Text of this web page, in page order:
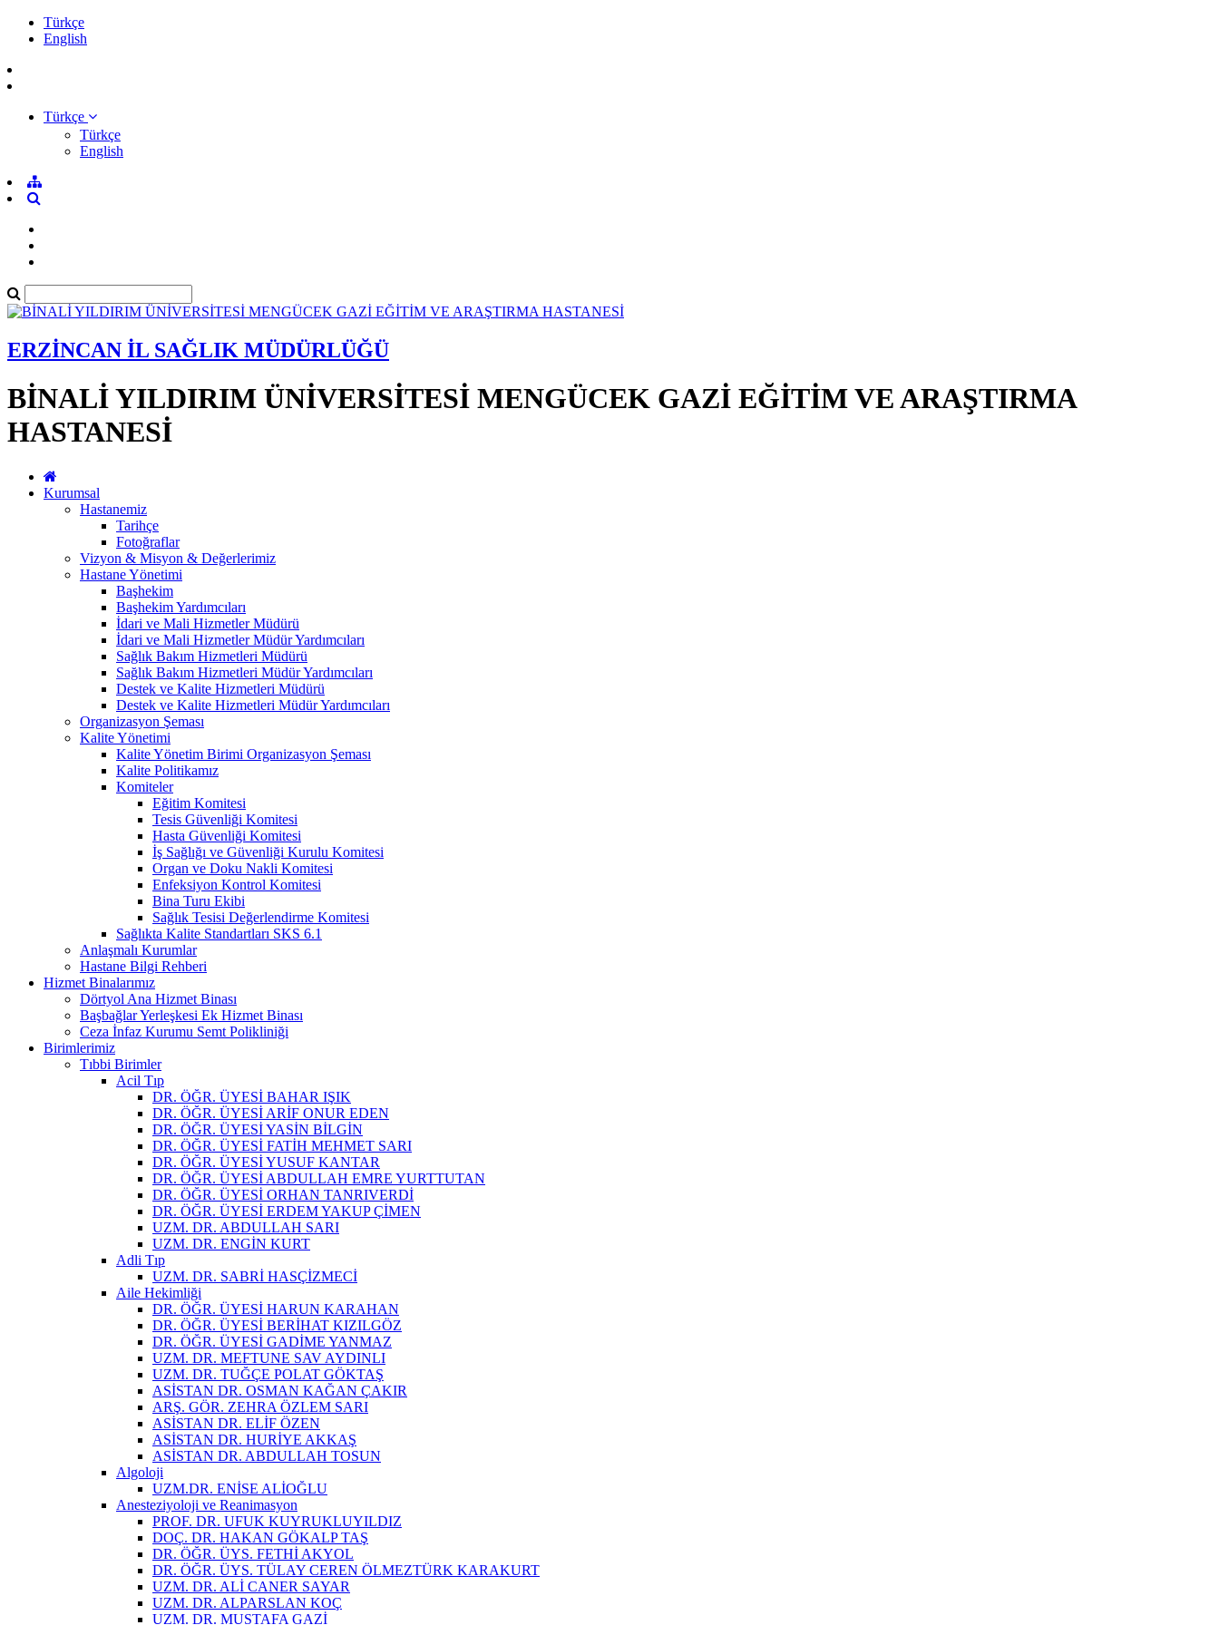
Türkçe
English
Türkçe
Türkçe
English
ERZİNCAN İL SAĞLIK MÜDÜRLÜĞÜ
BİNALİ YILDIRIM ÜNİVERSİTESİ MENGÜCEK GAZİ EĞİTİM VE ARAŞTIRMA
HASTANESİ
Kurumsal
Hastanemiz
Tarihçe
Fotoğraflar
Vizyon & Misyon & Değerlerimiz
Hastane Yönetimi
Başhekim
Başhekim Yardımcıları
İdari ve Mali Hizmetler Müdürü
İdari ve Mali Hizmetler Müdür Yardımcıları
Sağlık Bakım Hizmetleri Müdürü
Sağlık Bakım Hizmetleri Müdür Yardımcıları
Destek ve Kalite Hizmetleri Müdürü
Destek ve Kalite Hizmetleri Müdür Yardımcıları
Organizasyon Şeması
Kalite Yönetimi
Kalite Yönetim Birimi Organizasyon Şeması
Kalite Politikamız
Komiteler
Eğitim Komitesi
Tesis Güvenliği Komitesi
Hasta Güvenliği Komitesi
İş Sağlığı ve Güvenliği Kurulu Komitesi
Organ ve Doku Nakli Komitesi
Enfeksiyon Kontrol Komitesi
Bina Turu Ekibi
Sağlık Tesisi Değerlendirme Komitesi
Sağlıkta Kalite Standartları SKS 6.1
Anlaşmalı Kurumlar
Hastane Bilgi Rehberi
Hizmet Binalarımız
Dörtyol Ana Hizmet Binası
Başbağlar Yerleşkesi Ek Hizmet Binası
Ceza İnfaz Kurumu Semt Polikliniği
Birimlerimiz
Tıbbi Birimler
Acil Tıp
DR. ÖĞR. ÜYESİ BAHAR IŞIK
DR. ÖĞR. ÜYESİ ARİF ONUR EDEN
DR. ÖĞR. ÜYESİ YASİN BİLGİN
DR. ÖĞR. ÜYESİ FATİH MEHMET SARI
DR. ÖĞR. ÜYESİ YUSUF KANTAR
DR. ÖĞR. ÜYESİ ABDULLAH EMRE YURTTUTAN
DR. ÖĞR. ÜYESİ ORHAN TANRIVERDİ
DR. ÖĞR. ÜYESİ ERDEM YAKUP ÇİMEN
UZM. DR. ABDULLAH SARI
UZM. DR. ENGİN KURT
Adli Tıp
UZM. DR. SABRİ HASÇİZMECİ
Aile Hekimliği
DR. ÖĞR. ÜYESİ HARUN KARAHAN
DR. ÖĞR. ÜYESİ BERİHAT KIZILGÖZ
DR. ÖĞR. ÜYESİ GADİME YANMAZ
UZM. DR. MEFTUNE SAV AYDINLI
UZM. DR. TUĞÇE POLAT GÖKTAŞ
ASİSTAN DR. OSMAN KAĞAN ÇAKIR
ARŞ. GÖR. ZEHRA ÖZLEM SARI
ASİSTAN DR. ELİF ÖZEN
ASİSTAN DR. HURİYE AKKAŞ
ASİSTAN DR. ABDULLAH TOSUN
Algoloji
UZM.DR. ENİSE ALİOĞLU
Anesteziyoloji ve Reanimasyon
PROF. DR. UFUK KUYRUKLUYILDIZ
DOÇ. DR. HAKAN GÖKALP TAŞ
DR. ÖĞR. ÜYS. FETHİ AKYOL
DR. ÖĞR. ÜYS. TÜLAY CEREN ÖLMEZTÜRK KARAKURT
UZM. DR. ALİ CANER SAYAR
UZM. DR. ALPARSLAN KOÇ
UZM. DR. MUSTAFA GAZİ